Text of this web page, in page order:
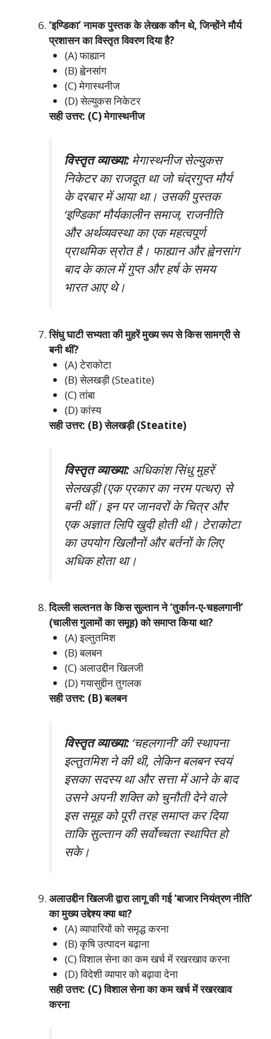
‘इण्डिका’ नामक पुस्तक के लेखक कौन थे, जिन्होंने मौर्य
प्रशासन का विस्तृत विवरण दिया है?
(A) फाह्यान
(B) ह्वेनसांग
(C) मेगास्थनीज
(D) सेल्युकस निकेटर
सही उत्तर: (C) मेगास्थनीज
विस्तृत व्याख्या:मेगास्थनीज सेल्युकस
निकेटर का राजदूत था जो चंद्रगुप्त मौर्य
के दरबार में आया था। उसकी पुस्तक
‘इण्डिका’ मौर्यकालीन समाज, राजनीति
और अर्थव्यवस्था का एक महत्वपूर्ण
प्राथमिक स्रोत है। फाह्यान और ह्वेनसांग
बाद के काल में गुप्त और हर्ष के समय
भारत आए थे।
सिंधु घाटी सभ्यता की मुहरें मुख्य रूप से किस सामग्री से
बनी थीं?
(A) टेराकोटा
(B) सेलखड़ी (Steatite)
(C) तांबा
(D) कांस्य
सही उत्तर: (B) सेलखड़ी (Steatite)
विस्तृत व्याख्या:अधिकांश सिंधु मुहरें
सेलखड़ी (एक प्रकार का नरम पत्थर) से
बनी थीं। इन पर जानवरों के चित्र और
एक अज्ञात लिपि खुदी होती थी। टेराकोटा
का उपयोग खिलौनों और बर्तनों के लिए
अधिक होता था।
दिल्ली सल्तनत के किस सुल्तान ने ‘तुर्कान-ए-चहलगानी’
(चालीस गुलामों का समूह) को समाप्त किया था?
(A) इल्तुतमिश
(B) बलबन
(C) अलाउद्दीन खिलजी
(D) गयासुद्दीन तुगलक
सही उत्तर: (B) बलबन
विस्तृत व्याख्या:‘चहलगानी’ की स्थापना
इल्तुतमिश ने की थी, लेकिन बलबन स्वयं
इसका सदस्य था और सत्ता में आने के बाद
उसने अपनी शक्ति को चुनौती देने वाले
इस समूह को पूरी तरह समाप्त कर दिया
ताकि सुल्तान की सर्वोच्चता स्थापित हो
सके।
अलाउद्दीन खिलजी द्वारा लागू की गई ‘बाजार नियंत्रण नीति’
का मुख्य उद्देश्य क्या था?
(A) व्यापारियों को समृद्ध करना
(B) कृषि उत्पादन बढ़ाना
(C) विशाल सेना का कम खर्च में रखरखाव करना
(D) विदेशी व्यापार को बढ़ावा देना
सही उत्तर: (C) विशाल सेना का कम खर्च में रखरखाव
करना